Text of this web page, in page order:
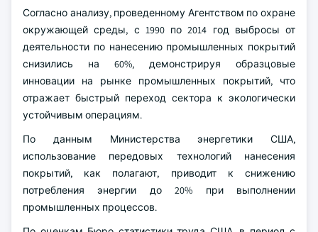
Согласно анализу, проведенному Агентством по охране
окружающей среды, с 1990 по 2014 год выбросы от
деятельности по нанесению промышленных покрытий
снизились на 60%, демонстрируя образцовые
инновации на рынке промышленных покрытий, что
отражает быстрый переход сектора к экологически
устойчивым операциям.
По данным Министерства энергетики США,
использование передовых технологий нанесения
покрытий, как полагают, приводит к снижению
потребления энергии до 20% при выполнении
промышленных процессов.